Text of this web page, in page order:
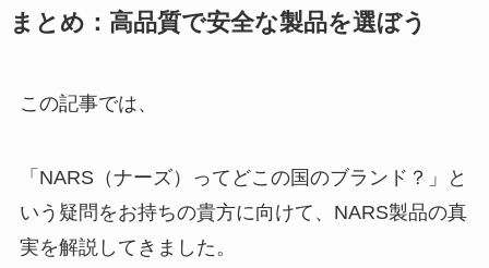
まとめ：高品質で安全な製品を選ぼう
この記事では、
「NARS（ナーズ）ってどこの国のブランド？」と
いう疑問をお持ちの貴方に向けて、NARS製品の真
実を解説してきました。